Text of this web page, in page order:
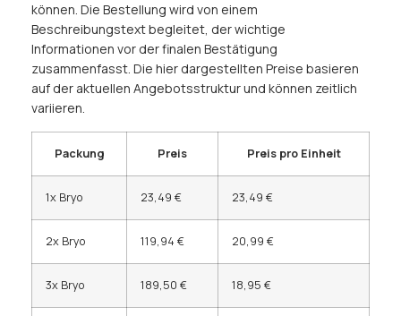
können. Die Bestellung wird von einem
Beschreibungstext begleitet, der wichtige
Informationen vor der finalen Bestätigung
zusammenfasst. Die hier dargestellten Preise basieren
auf der aktuellen Angebotsstruktur und können zeitlich
variieren.
Packung Preis Preis pro Einheit
1x Bryo 23,49 € 23,49 €
2x Bryo 119,94 € 20,99 €
3x Bryo 189,50 € 18,95 €